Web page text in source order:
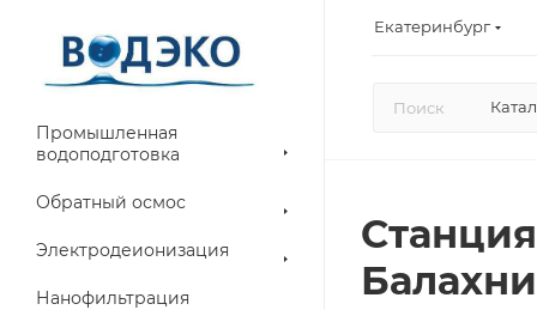
Екатеринбург
Промышленная
водоподготовка
Обратный осмос
Электродеионизация
Нанофильтрация